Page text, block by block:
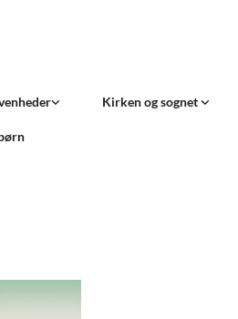
Kirken og sognet